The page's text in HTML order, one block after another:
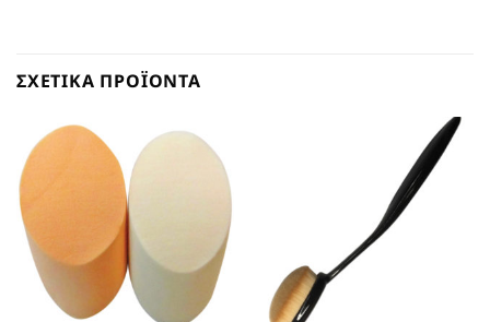
ΣΧΕΤΙΚΆ ΠΡΟΪΌΝΤΑ